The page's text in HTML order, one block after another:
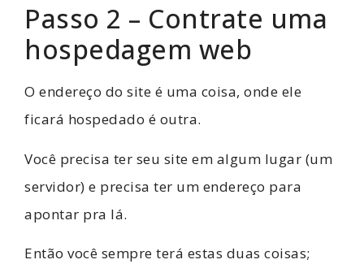
Passo 2 – Contrate uma
hospedagem web
O endereço do site é uma coisa, onde ele
ficará hospedado é outra.
Você precisa ter seu site em algum lugar (um
servidor) e precisa ter um endereço para
apontar pra lá.
Então você sempre terá estas duas coisas;